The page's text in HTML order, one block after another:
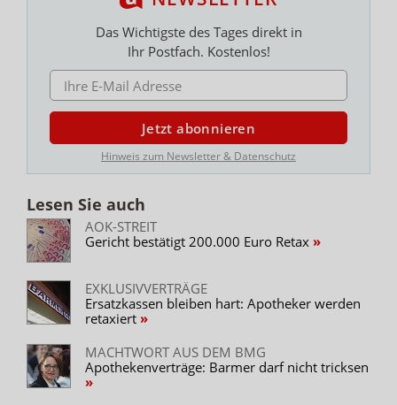
Das Wichtigste des Tages direkt in
Ihr Postfach. Kostenlos!
E-MAIL ADRESSE
Jetzt abonnieren
Hinweis zum Newsletter & Datenschutz
Lesen Sie auch
AOK-STREIT
Gericht bestätigt 200.000 Euro Retax
EXKLUSIVVERTRÄGE
Ersatzkassen bleiben hart: Apotheker werden
retaxiert
MACHTWORT AUS DEM BMG
Apothekenverträge: Barmer darf nicht tricksen